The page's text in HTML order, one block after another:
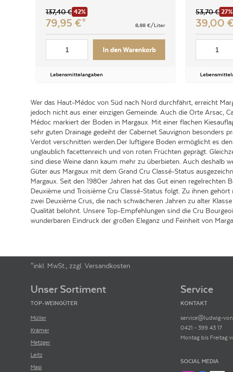
8,88 €/Liter
137,40€ 42%
79,95 €
In den Warenkorb
Lebensmittelangaben
53,70€ 27%
39,00 €
Wer das Haut-Médoc von Süd nach Nord durchfährt, erreicht
jedoch nicht aus einer einzigen Gemeinde. Auch die Orte Arsac,
Médoc markiert der Boden in Margaux. Mit einer flachen
sehr guten Drainage gedeiht der Cabernet Sauvignon besonders
Verdot verschnitten werden.Der luftigere Boden ermöglicht es
unglaublich facettenreich und von roten Früchten geprägt.
sind diese Weine dann kaum mehr zu überbieten. Auch deshalb
Güter aus Margaux mit dem Grand Cru Classé-Status
Margaux. Seit den 1980er Jahren hat das Gut einen
Deuxième und Troisième Cru Classé-Status folgt. Zu ihnen
zwei Deuxième Crus, die nach schwächeren Jahren zu alter
Qualität belohnt. Unsere Top-Empfehlungen sind die Cru
wunderbaren Eindruck der großen Eleganz und Feinheit von
*inkl. MwSt., zzgl. Versandkosten
Unser Sortiment
TOP-WEINGÜTER
Müller
Krämer
Metzger
Leitz
Masi
Service
KONTAKT
service@ludwig-
0421 - 399 43 17
Montag bis Freitag
SOCIAL MEDIA